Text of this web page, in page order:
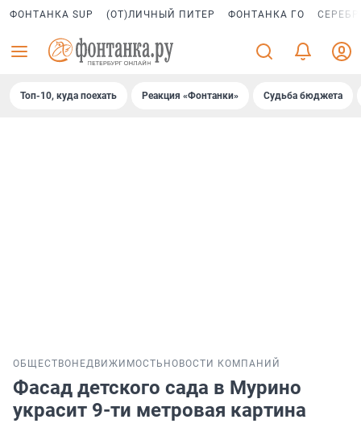
ФОНТАНКА SUP (ОТ)ЛИЧНЫЙ ПИТЕР ФОНТАНКА ГО
Топ-10, куда поехать Реакция «Фонтанки» Судьба бюджета
ОБЩЕСТВО НЕДВИЖИМОСТЬ НОВОСТИ КОМПАНИЙ
Фасад детского сада в Мурино
украсит 9-ти метровая картина